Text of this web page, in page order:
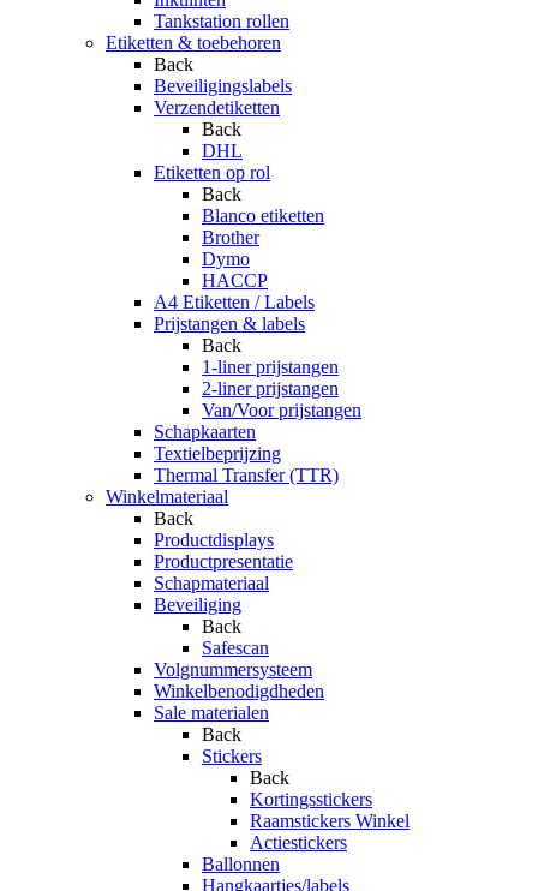
Tankstation rollen
Etiketten & toebehoren
Back
Beveiligingslabels
Verzendetiketten
Back
DHL
Etiketten op rol
Back
Blanco etiketten
Brother
Dymo
HACCP
A4 Etiketten / Labels
Prijstangen & labels
Back
1-liner prijstangen
2-liner prijstangen
Van/Voor prijstangen
Schapkaarten
Textielbeprijzing
Thermal Transfer (TTR)
Winkelmateriaal
Back
Productdisplays
Productpresentatie
Schapmateriaal
Beveiliging
Back
Safescan
Volgnummersysteem
Winkelbenodigdheden
Sale materialen
Back
Stickers
Back
Kortingsstickers
Raamstickers Winkel
Actiestickers
Ballonnen
Hangkaartjes/labels